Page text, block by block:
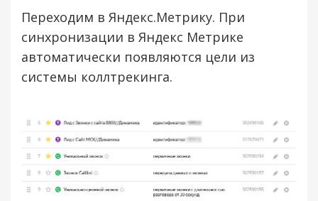
Переходим в Яндекс.Метрику. При
синхронизации в Яндекс Метрике
автоматически появляются цели из
системы коллтрекинга.